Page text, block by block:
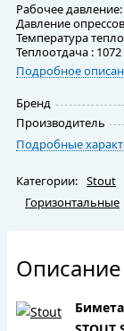
Рабочее
Давление
Температура
Теплоотдача : 1072
Подробное
Бренд
Производитель
Подробные
Категории: Stout
Горизонтальные
Описание